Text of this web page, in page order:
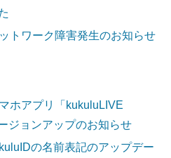
トワーク障害発生のお知らせ
ホアプリ「kukuluLIVE
ジョンアップのお知らせ
の名前表記のアップデー